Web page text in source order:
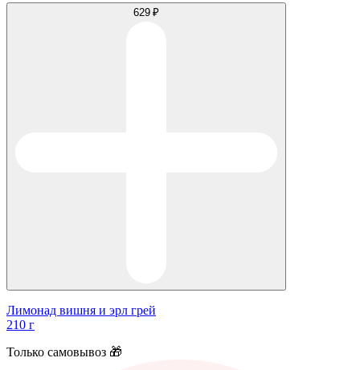
629 ₽
Лимонад вишня и эрл грей
210 г
Только самовывоз 🎁